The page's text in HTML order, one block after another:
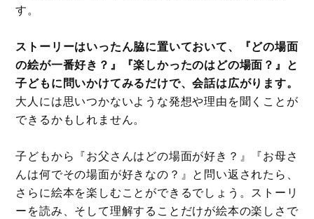
す。
ストーリーはいったん脇に置いておいて、『どの場面
の絵が一番好き？』『楽しかったのはどの場面？』と
子どもに問いかけてみるだけで、会話は広がります。
大人には思いつかないような発想や理由を聞くことが
できるかもしれません。
子どもから『お父さんはどの場面が好き？』『お母さ
んは何でその場面が好きなの？』と問い返されたら、
さらに絵本を楽しむことができるでしょう。ストーリ
ーを読み、そして理解することだけが絵本の楽しさで